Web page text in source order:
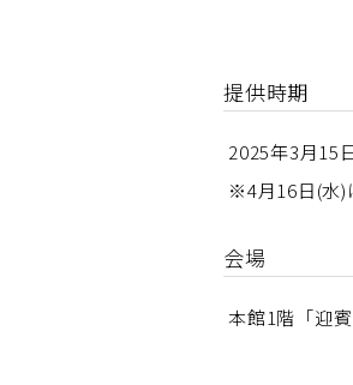
提供時期
2025年3月15
※4月16日(水)
会場
本館1階「迎賓